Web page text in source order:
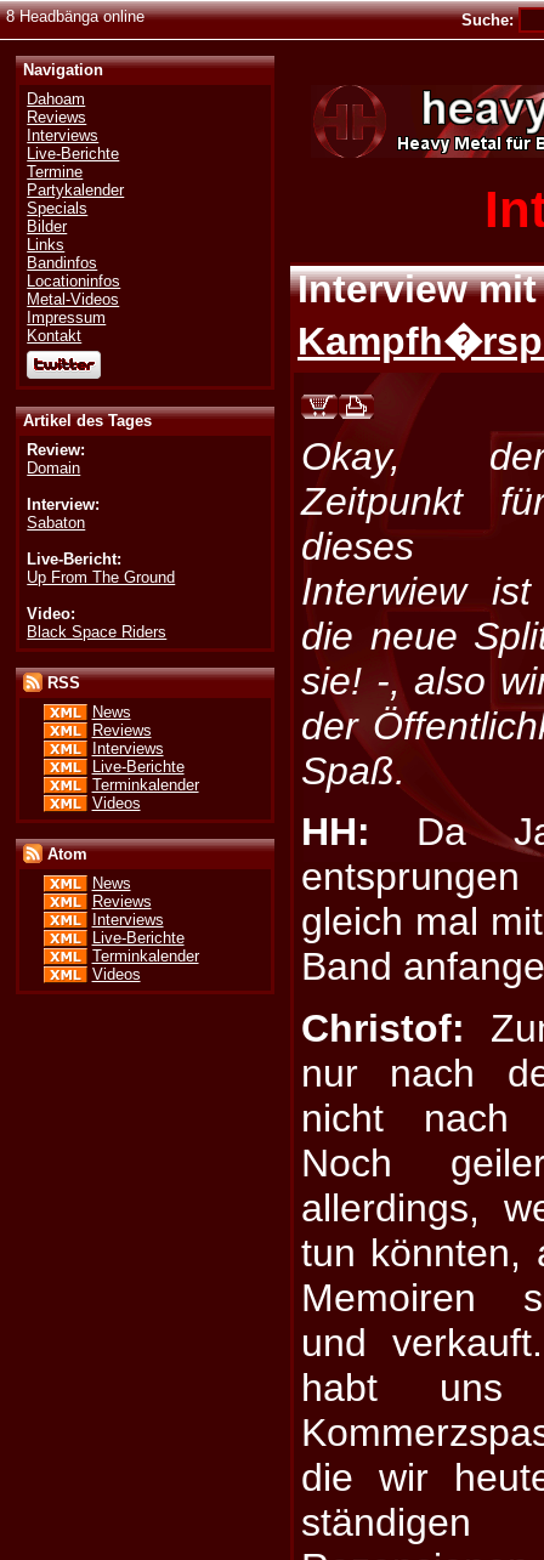
8 Headbänga online Suche:
Navigation
Dahoam
Reviews
Interviews
Live-Berichte
Termine
Partykalender
Specials
Bilder
Links
Bandinfos
Locationinfos
Metal-Videos
Impressum
Kontakt
Artikel des Tages
Review:
Domain
Interview:
Sabaton
Live-Bericht:
Up From The Ground
Video:
Black Space Riders
RSS
News
Reviews
Interviews
Live-Berichte
Terminkalender
Videos
Atom
News
Reviews
Interviews
Live-Berichte
Terminkalender
Videos
Interview
Okay,
Zeitpunkt
dieses
Interwiew
die neue
sie! -, also
der
Spaß.
HH: Da
gleich mal
Band
Christof:
nur nach
nicht nach
Noch
allerdings,
tun könnten,
Memoiren
und
habt
die wir